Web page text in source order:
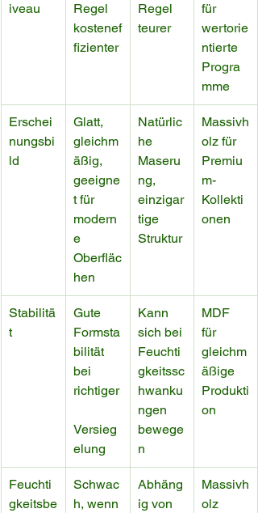
iveau
Regel
kostenef
fizienter
Regel
teurer
für
wertorie
ntierte
Progra
mme
Erschei
nungsbi
ld
Glatt,
gleichm
äßig,
geeigne
t für
modern
e
Oberfläc
hen
Natürlic
he
Maseru
ng,
einzigar
tige
Struktur
Massivh
olz für
Premiu
m-
Kollekti
onen
Stabilitä
t
Gute
Formsta
bilität
bei
richtiger
Versieg
elung
Kann
sich bei
Feuchti
gkeitssc
hwanku
ngen
bewege
n
MDF
für
gleichm
äßige
Produkti
on
Feuchti
gkeitsbe
Schwac
h, wenn
Abhäng
ig von
Massivh
olz